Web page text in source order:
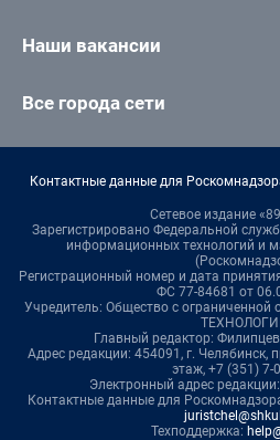
Наши вакансии
Все города сети
Контактные данные для
Сетевое издание
Зарегистрировано Федеральной
информационных технологий и
Регистрационный номер и дата
ФС 77-84681 от
Учредитель: Общество с
Главный редактор:
Адрес редакции: 454091, г. Челябинск,
этаж, +7 (351) 7-
Электронный адрес редакции:
Контактные данные для
Техподдержка: